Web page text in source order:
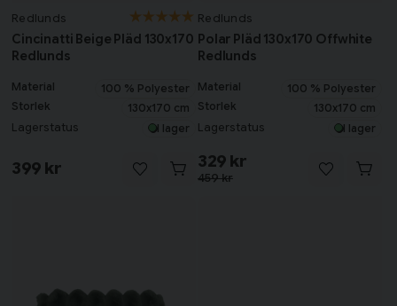
Redlunds
Cincinatti Beige Pläd 130x170
Redlunds
Material
100 % Polyester
Storlek
130x170 cm
Lagerstatus I lager
399 kr
Redlunds
Polar Pläd 130x170 Offwhite
Redlunds
Material
100 % Polyester
Storlek
130x170 cm
Lagerstatus I lager
459 kr
329 kr